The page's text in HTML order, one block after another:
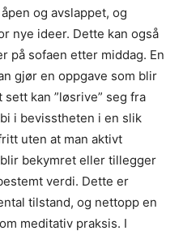
og avslappet, og
nye ideer. Dette kan også
på sofaen etter middag. En
gjør en oppgave som blir
kan ”løsrive” seg fra
i bevisstheten i en slik
uten at man aktivt
bekymret eller tillegger
verdi. Dette er
tilstand, og nettopp en
meditativ praksis. I